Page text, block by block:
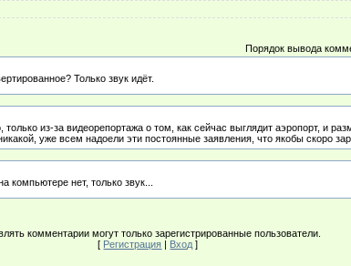
Порядок вывода
Только звук идёт.
из-за видеорепортажа о том, как сейчас выглядит аэропорт, и
уже всем надоели эти постоянные заявления, что якобы скоро
компьютере нет, только звук...
комментарии могут только зарегистрированные пользователи.
[ Регистрация | Вход ]